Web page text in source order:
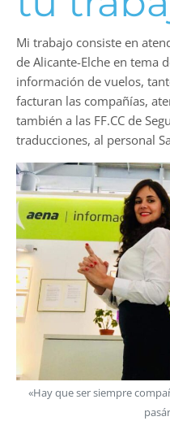
Mi trabajo consiste en
de Alicante-Elche en tema
información de vuelos,
facturan las compañías,
también a las FF.CC de
traducciones, al personal
«Hay que ser siempre